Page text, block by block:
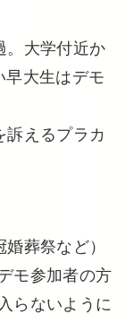
。大学付近か
大生はデモ
えるプラカ
葬祭など）
モ参加者の方
らないように